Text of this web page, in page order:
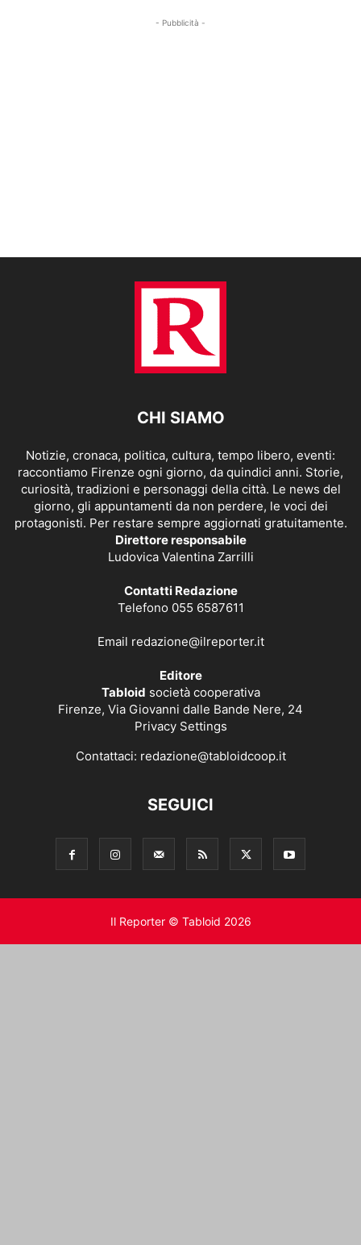
- Pubblicità -
CHI SIAMO
Notizie, cronaca, politica, cultura, tempo libero, eventi:
raccontiamo Firenze ogni giorno, da quindici anni. Storie,
curiosità, tradizioni e personaggi della città. Le news del
giorno, gli appuntamenti da non perdere, le voci dei
protagonisti. Per restare sempre aggiornati gratuitamente.
Direttore responsabile
Ludovica Valentina Zarrilli
Contatti Redazione
Telefono 055 6587611
Email redazione@ilreporter.it
Editore
Tabloid società cooperativa
Firenze, Via Giovanni dalle Bande Nere, 24
Privacy Settings
Contattaci: redazione@tabloidcoop.it
SEGUICI
Il Reporter © Tabloid 2026